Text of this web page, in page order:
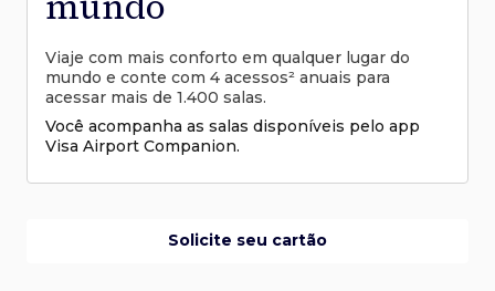
Viaje com mais conforto em qualquer lugar do
mundo e conte com 4 acessos² anuais para
acessar mais de 1.400 salas.
Você acompanha as salas disponíveis pelo app
Visa Airport Companion.
Solicite seu cartão